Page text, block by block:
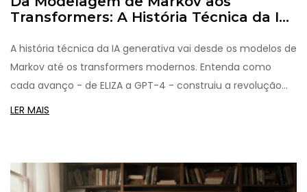
Transformers: A História Técnica da IA
A história técnica da IA generativa vai desde os modelos de
Markov até os transformers modernos. Entenda como
cada avanço - de ELIZA a GPT-4 - construiu a revolução
que transforma texto, imagens e código.
LER MAIS